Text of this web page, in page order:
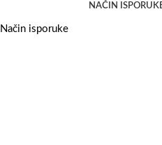
NAČIN
Način isporuke